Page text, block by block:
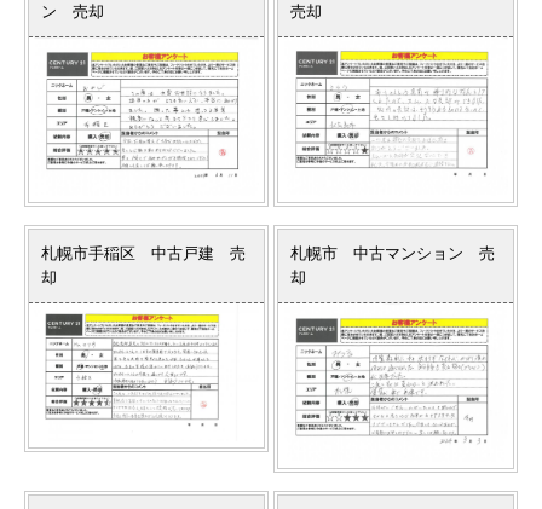
ン 売却
売却
札幌市手稲区 中古戸建 売
却
札幌市 中古マンション 売
却